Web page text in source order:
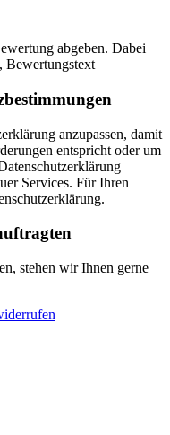
abgeben. Dabei
Bewertungstext
anzupassen, damit
entspricht oder um
Services. Für Ihren
stehen wir Ihnen gerne